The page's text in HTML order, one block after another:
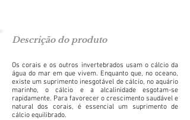
Os corais e os outros invertebrados usam o cálcio da
água do mar em que vivem. Enquanto que, no oceano,
existe um suprimento inesgotável de cálcio, no aquário
marinho, o cálcio e a alcalinidade esgotam-se
rapidamente. Para favorecer o crescimento saudável e
natural dos corais, é essencial um suprimento de
cálcio equilibrado.
Descrição do produto